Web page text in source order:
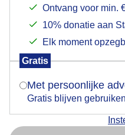
Ontvang voor min.
10% donatie aan
Elk moment
Gratis
Met persoonlijke
Gratis blijven gebruiken
Goedemorgen
Door: Johan Klos Gemaakt:
Indien je hier nog
verschijnt er zo een
Is goed,
Nu niet,